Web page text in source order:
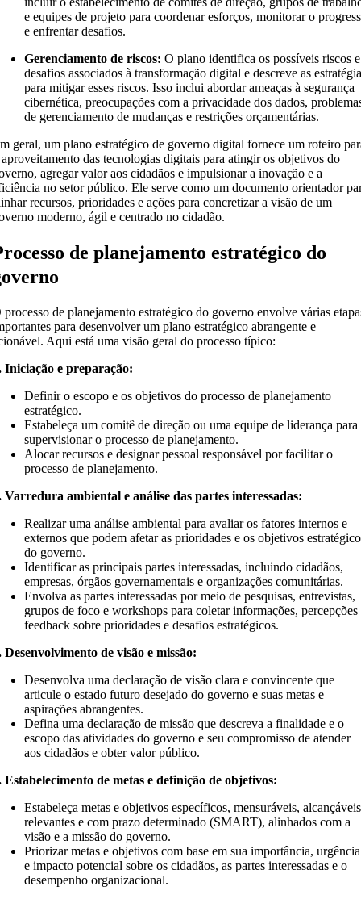
e equipes de projeto para coordenar esforços, monitorar o
e enfrentar desafios.
Gerenciamento de riscos: O plano identifica os possíveis riscos e
desafios associados à transformação digital e descreve as
para mitigar esses riscos. Isso inclui abordar ameaças à segurança
cibernética, preocupações com a privacidade dos dados,
de gerenciamento de mudanças e restrições orçamentárias.
geral, um plano estratégico de governo digital fornece um roteiro
das tecnologias digitais para atingir os objetivos do
agregar valor aos cidadãos e impulsionar a inovação e a
no setor público. Ele serve como um documento orientador
recursos, prioridades e ações para concretizar a visão de um
moderno, ágil e centrado no cidadão.
de planejamento estratégico do
processo de planejamento estratégico do governo envolve várias
para desenvolver um plano estratégico abrangente e
Aqui está uma visão geral do processo típico:
Iniciação e preparação:
Definir o escopo e os objetivos do processo de planejamento
estratégico.
Estabeleça um comitê de direção ou uma equipe de liderança para
supervisionar o processo de planejamento.
Alocar recursos e designar pessoal responsável por facilitar o
processo de planejamento.
Varredura ambiental e análise das partes interessadas:
Realizar uma análise ambiental para avaliar os fatores internos e
externos que podem afetar as prioridades e os objetivos
do governo.
Identificar as principais partes interessadas, incluindo cidadãos,
empresas, órgãos governamentais e organizações comunitárias.
Envolva as partes interessadas por meio de pesquisas, entrevistas,
grupos de foco e workshops para coletar informações, percepções
feedback sobre prioridades e desafios estratégicos.
Desenvolvimento de visão e missão:
Desenvolva uma declaração de visão clara e convincente que
articule o estado futuro desejado do governo e suas metas e
aspirações abrangentes.
Defina uma declaração de missão que descreva a finalidade e o
escopo das atividades do governo e seu compromisso de atender
aos cidadãos e obter valor público.
Estabelecimento de metas e definição de objetivos:
Estabeleça metas e objetivos específicos, mensuráveis,
relevantes e com prazo determinado (SMART), alinhados com a
visão e a missão do governo.
Priorizar metas e objetivos com base em sua importância, urgência
e impacto potencial sobre os cidadãos, as partes interessadas e o
desempenho organizacional.